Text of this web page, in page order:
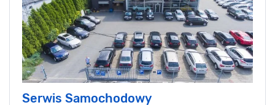
Serwis Samochodowy